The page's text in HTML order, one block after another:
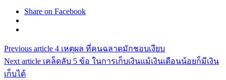
Share on Facebook
Previous article 4 เหตุผล ที่คนฉลาดมักชอบเงียบ
Next article เคล็ดลับ 5 ข้อ ในการเก็บเงินแม้เงินเดือนน้อยก็มีเงิน
เก็บได้